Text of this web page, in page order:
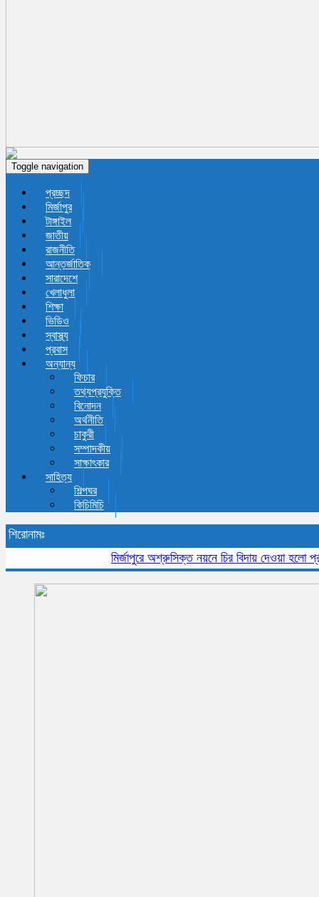
Toggle navigation
প্রচ্ছদ
মির্জাপুর
টাঙ্গাইল
জাতীয়
রাজনীতি
আন্তর্জাতিক
সারাদেশে
খেলাধুলা
শিক্ষা
ভিডিও
স্বাস্থ্য
প্রবাস
অন্যান্য
ফিচার
তথ্যপ্রযুক্তি
বিনোদন
অর্থনীতি
চাকুরী
সম্পাদকীয়
সাক্ষাৎকার
সাহিত্য
শিল্পঘর
কিচিমিচি
শিরোনামঃ
মির্জাপুরে অশ্রুসিক্ত নয়নে চির বিদায় দেওয়া হলো প্রবীন